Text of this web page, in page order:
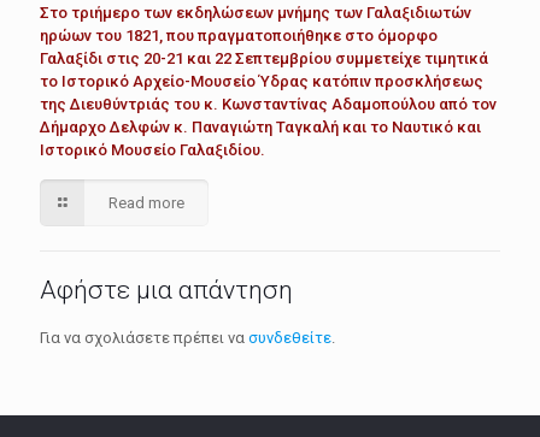
Στο τριήμερο των εκδηλώσεων μνήμης των Γαλαξιδιωτών
ηρώων του 1821, που πραγματοποιήθηκε στο όμορφο
Γαλαξίδι στις 20-21 και 22 Σεπτεμβρίου συμμετείχε τιμητικά
το Ιστορικό Αρχείο-Μουσείο Ύδρας κατόπιν προσκλήσεως
της Διευθύντριάς του κ. Κωνσταντίνας Αδαμοπούλου από τον
Δήμαρχο Δελφών κ. Παναγιώτη Ταγκαλή και το Ναυτικό και
Ιστορικό Μουσείο Γαλαξιδίου.
Read more
Αφήστε μια απάντηση
Για να σχολιάσετε πρέπει να συνδεθείτε.